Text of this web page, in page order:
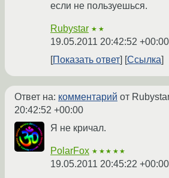
если не пользуешься.
Rubystar ★★
19.05.2011 20:42:52 +00:00
Показать ответ Ссылка
Ответ на: комментарий от
20:42:52 +00:00
Я не кричал.
PolarFox ★★★★★
19.05.2011 20:45:22 +00:00